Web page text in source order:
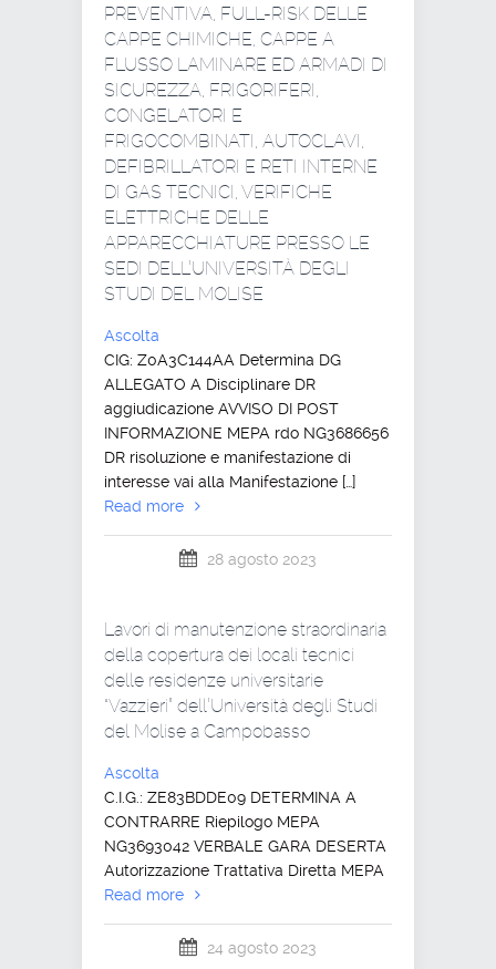
PREVENTIVA, FULL-RISK DELLE
CAPPE CHIMICHE, CAPPE A
FLUSSO LAMINARE ED ARMADI DI
SICUREZZA, FRIGORIFERI,
CONGELATORI E
FRIGOCOMBINATI, AUTOCLAVI,
DEFIBRILLATORI E RETI INTERNE
DI GAS TECNICI, VERIFICHE
ELETTRICHE DELLE
APPARECCHIATURE PRESSO LE
SEDI DELL’UNIVERSITÀ DEGLI
STUDI DEL MOLISE
Ascolta
CIG: Z0A3C144AA Determina DG
ALLEGATO A Disciplinare DR
aggiudicazione AVVISO DI POST
INFORMAZIONE MEPA rdo NG3686656
DR risoluzione e manifestazione di
interesse vai alla Manifestazione […]
Read more
28 agosto 2023
Lavori di manutenzione straordinaria
della copertura dei locali tecnici
delle residenze universitarie
“Vazzieri” dell’Università degli Studi
del Molise a Campobasso
Ascolta
C.I.G.: ZE83BDDE09 DETERMINA A
CONTRARRE Riepilogo MEPA
NG3693042 VERBALE GARA DESERTA
Autorizzazione Trattativa Diretta MEPA
Read more
24 agosto 2023